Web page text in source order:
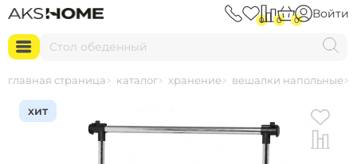
0 0 0 Войти
Ст ол обеденный
главная страница каталог хранение вешалки напольные
хит